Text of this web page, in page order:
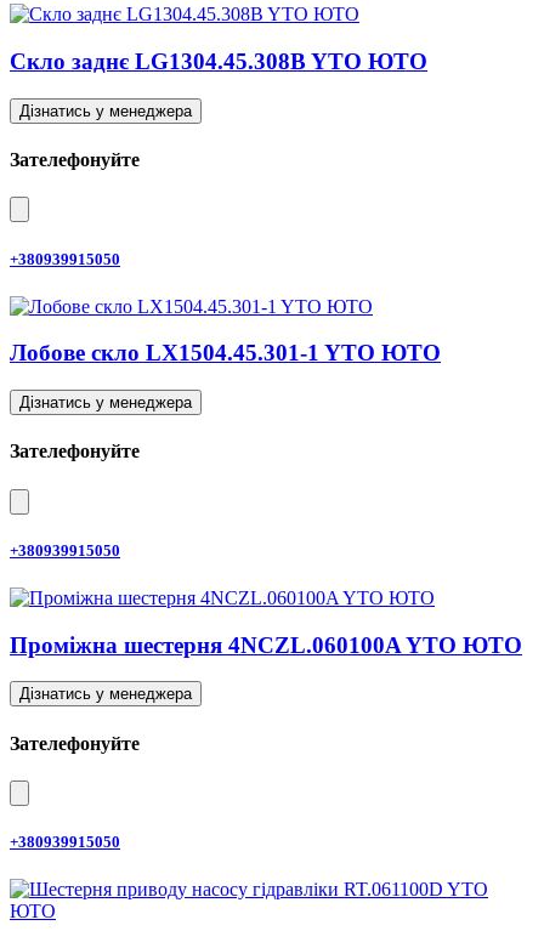
Скло заднє LG1304.45.308B YTO ЮТО
Дізнатись у менеджера
Зателефонуйте
+380939915050
Лобове скло LX1504.45.301-1 YTO ЮТО
Дізнатись у менеджера
Зателефонуйте
+380939915050
Проміжна шестерня 4NCZL.060100A YTO ЮТО
Дізнатись у менеджера
Зателефонуйте
+380939915050